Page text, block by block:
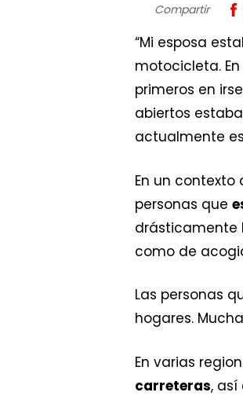
Compartir
“Mi esposa
motocicleta.
primeros en
abiertos
actualmente
En un
personas que
drásticamente
como de
Las personas
hogares.
En varias
carreteras, así